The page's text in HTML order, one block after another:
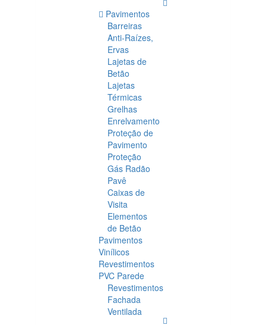
Pavimentos
Barreiras
Anti-Raízes,
Ervas
Lajetas de
Betão
Lajetas
Térmicas
Grelhas
Enrelvamento
Proteção de
Pavimento
Proteção
Gás Radão
Pavê
Caixas de
Visita
Elementos
de Betão
Pavimentos
Vinílicos
Revestimentos
PVC Parede
Revestimentos
Fachada
Ventilada